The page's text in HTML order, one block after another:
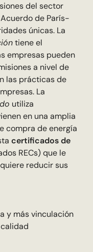
del sector
de París-
únicas. La
tiene el
empresas pueden
a nivel de
las prácticas de
La
utiliza
en una amplia
compra de energía
certificados de
RECs) que le
reducir sus
y más vinculación